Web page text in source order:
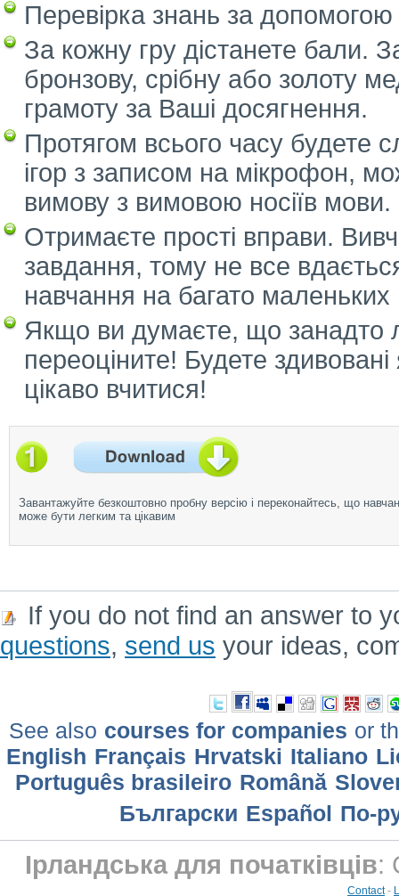
Перевірка знань за допомогою
За кожну гру дістанете бали.
бронзову, срібну або золоту
грамоту за Ваші досягнення.
Протягом всього часу будете
ігор з записом на мікрофон,
вимову з вимовою носіїв мови.
Отримаєте прості вправи.
завдання, тому не все
навчання на багато
Якщо ви думаєте, що занадто
переоціните! Будете
цікаво вчитися!
Завантажуйте безкоштовно пробну версію і переконайтесь, що
може бути легким та цікавим
If you do not find an answer to
questions, send us your ideas,
See also courses for companies or
English Français Hrvatski Italiano
Português brasileiro Română
Български Еspañol По-
Ірландська для початківців:
Contact-